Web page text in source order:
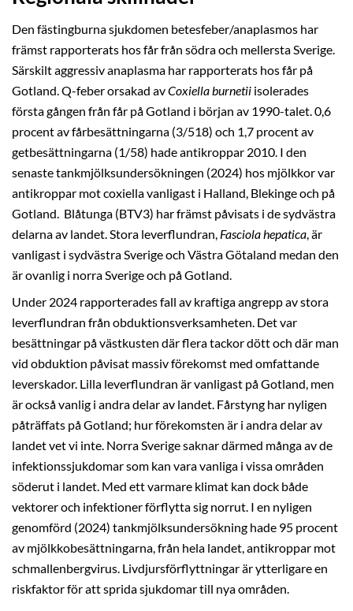
Den fästingburna sjukdomen betesfeber/anaplasmos har
främst rapporterats hos får från södra och mellersta Sverige.
Särskilt aggressiv anaplasma har rapporterats hos får på
Gotland. Q-feber orsakad avCoxiella burnetii isolerades
första gången från får på Gotland i början av 1990-talet. 0,6
procent av fårbesättningarna (3/518) och 1,7 procent av
getbesättningarna (1/58) hade antikroppar 2010. I den
senaste tankmjölksundersökningen (2024) hos mjölkkor var
antikroppar mot coxiella vanligast i Halland, Blekinge och på
Gotland. Blåtunga (BTV3) har främst påvisats i de sydvästra
delarna av landet. Stora leverflundran, Fasciola hepatica, är
vanligast i sydvästra Sverige och Västra Götaland medan den
är ovanlig i norra Sverige och på Gotland.
Under 2024 rapporterades fall av kraftiga angrepp av stora
leverflundran från obduktionsverksamheten. Det var
besättningar på västkusten där flera tackor dött och där man
vid obduktion påvisat massiv förekomst med omfattande
leverskador. Lilla leverflundran är vanligast på Gotland, men
är också vanlig i andra delar av landet. Fårstyng har nyligen
påträffats på Gotland; hur förekomsten är i andra delar av
landet vet vi inte. Norra Sverige saknar därmed många av de
infektionssjukdomar som kan vara vanliga i vissa områden
söderut i landet. Med ett varmare klimat kan dock både
vektorer och infektioner förflytta sig norrut. I en nyligen
genomförd (2024) tankmjölksundersökning hade 95 procent
av mjölkkobesättningarna, från hela landet, antikroppar mot
schmallenbergvirus. Livdjursförflyttningar är ytterligare en
riskfaktor för att sprida sjukdomar till nya områden.